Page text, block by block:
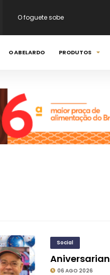
Aniversariante - 06 - 08 - 2026
Happy Birthday
O foguete sobe
O ABELARDO PRODUTOS
Social
06 AGO 2026